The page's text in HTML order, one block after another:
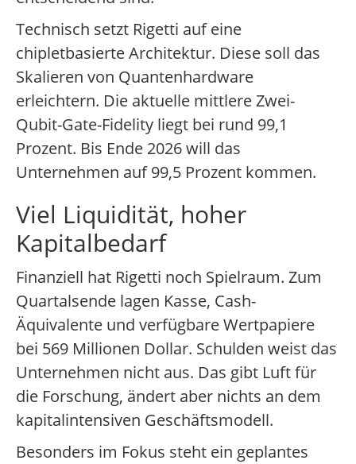
Technisch setzt Rigetti auf eine
chipletbasierte Architektur. Diese soll das
Skalieren von Quantenhardware
erleichtern. Die aktuelle mittlere Zwei-
Qubit-Gate-Fidelity liegt bei rund 99,1
Prozent. Bis Ende 2026 will das
Unternehmen auf 99,5 Prozent kommen.
Viel Liquidität, hoher
Kapitalbedarf
Finanziell hat Rigetti noch Spielraum. Zum
Quartalsende lagen Kasse, Cash-
Äquivalente und verfügbare Wertpapiere
bei 569 Millionen Dollar. Schulden weist das
Unternehmen nicht aus. Das gibt Luft für
die Forschung, ändert aber nichts an dem
kapitalintensiven Geschäftsmodell.
Besonders im Fokus steht ein geplantes